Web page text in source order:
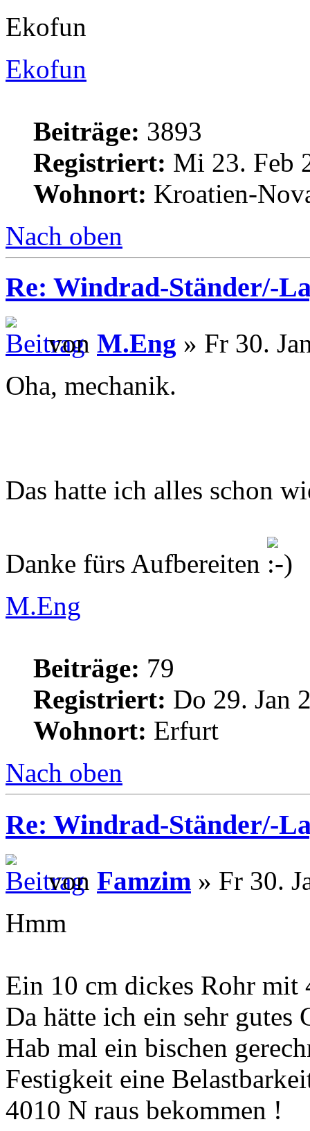
Ekofun
Ekofun
Beiträge: 3893
Registriert: Mi 23. Feb
Wohnort: Kroatien-
Nach oben
Re: Windrad-Ständer/-
von M.Eng » Fr 30.
Oha, mechanik.
Das hatte ich alles schon
Danke fürs Aufbereiten
M.Eng
Beiträge: 79
Registriert: Do 29. Jan
Wohnort: Erfurt
Nach oben
Re: Windrad-Ständer/-
von Famzim » Fr 30.
Hmm
Ein 10 cm dickes Rohr mit
Da hätte ich ein sehr
Hab mal ein bischen
Festigkeit eine
4010 N raus bekommen !